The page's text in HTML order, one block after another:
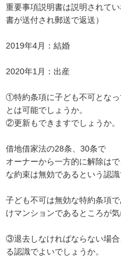
重要事項説明書は説明されて
書が送付され郵送で返送）
2019年4月：結婚
2020年1月：出産
①特約条項に子ども不可とな
とは可能でしょうか。
②更新もできますでしょうか。
借地借家法の28条、30条で
オーナーから一方的に解除は
な約束は無効であるという認識
子ども不可は無効な特約条項
けマンションであるところが気
③退去しなければならない場
る認識でよいでしょうか。